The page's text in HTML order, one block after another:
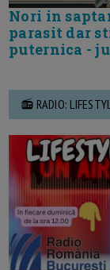
Nori in
parasit dar
puternica -
📻 RADIO: